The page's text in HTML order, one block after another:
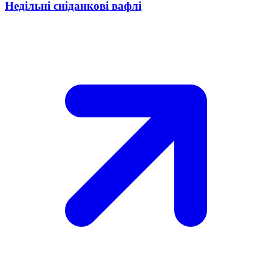
Недільні сніданкові вафлі